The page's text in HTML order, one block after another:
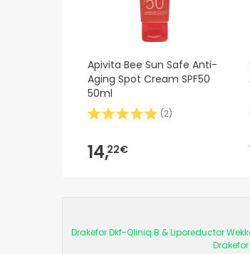
Apivita Bee Sun Safe Anti-
Aging Spot Cream SPF50
50ml
(2)
14,22€
Drakefor Dkf-Qliniq B & Liporeductor